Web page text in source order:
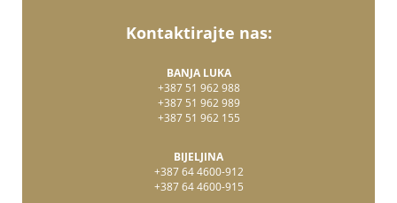
Kontaktirajte nas:
BANJA LUKA
+387 51 962 988
+387 51 962 989
+387 51 962 155
BIJELJINA
+387 64 4600-912
+387 64 4600-915